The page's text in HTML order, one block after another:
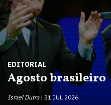
EDITORIAL
Agosto brasileiro
Israel Dutra 31 JUL 2026